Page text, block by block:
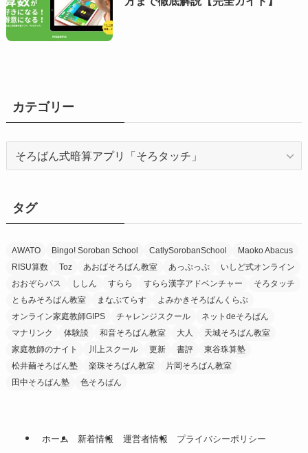
カテゴリー
ー
タグ
AWATO Bingo! Soroban School CatlySorobanSchool
Maoko Abacus
RISU算数
Toz あおばそろばん教室 あっぷっぷ
いしど式オンライン
おおぞらパス
ししん すらら すらら漢字アドベンチャー
そろタッチ
ともみそろばん教室
まなぶてらす
よみかきそろばんくらぶ
オンライン家庭教師GIPS
チャレンジスクール
ネットdeそろばん
マナリンク
体験談 和音そろばん教室 大人
天城そろばん教室
家庭教師のナイト
川上スクール 更新 書評
東谷珠算塾
松井繭そろばん塾
楽珠そろばん教室
片岡そろばん教室
田中そろばん塾
色そろばん
ホーム 新着情報 運営者情報
プライバシーポリシー